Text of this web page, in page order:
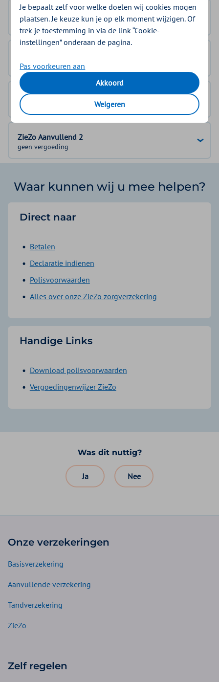
Basisverzekering
geen vergoeding
geen vergoeding
ZieZo Aanvullend 1
geen vergoeding
ZieZo Aanvullend 2
geen vergoeding
Waar kunnen wij u mee helpen?
Direct naar
Betalen
Declaratie indienen
Polisvoorwaarden
Alles over onze ZieZo zorgverzekering
Handige Links
Download polisvoorwaarden
Vergoedingenwijzer ZieZo
Was dit nuttig?
Ja Nee
Onze verzekeringen
Basisverzekering
Aanvullende verzekering
Tandverzekering
ZieZo
Zelf regelen
Je bepaalt zelf voor welke doelen wij cookies mogen
plaatsen. Je keuze kun je op elk moment wijzigen. Of
trek je toestemming in via de link “Cookie-
instellingen” onderaan de pagina.
Pas voorkeuren aan
Akkoord
Weigeren